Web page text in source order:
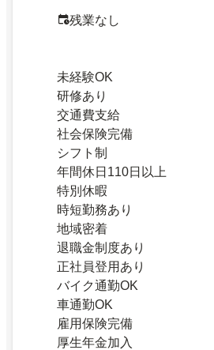
残業なし
未経験OK
研修あり
交通費支給
社会保険完備
シフト制
年間休日110日以上
特別休暇
時短勤務あり
地域密着
退職金制度あり
正社員登用あり
バイク通勤OK
車通勤OK
雇用保険完備
厚生年金加入